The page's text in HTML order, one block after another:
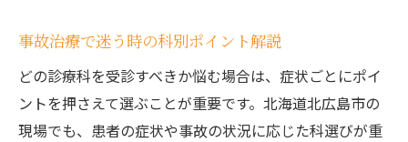
事故治療で迷う時の科別ポイント解説
どの診療科を受診すべきか悩む場合は、症状ごとにポイ
ントを押さえて選ぶことが重要です。北海道北広島市の
現場でも、患者の症状や事故の状況に応じた科選びが重